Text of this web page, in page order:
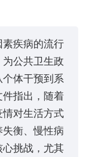
疾病的流行
公共卫生政
体干预到系
指出，随着
对生活方式
衡、慢性病
挑战，尤其